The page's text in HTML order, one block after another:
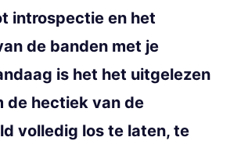
introspectie en het
de banden met je
is het het uitgelezen
de hectiek van de
volledig los te laten, te